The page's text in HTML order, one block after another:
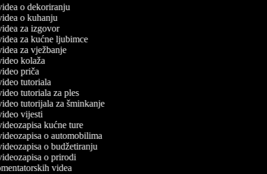
o dekoriranju
o kuhanju
za izgovor
za kućne ljubimce
za vježbanje
kolaža
priča
tutoriala
tutoriala za ples
tutorijala za šminkanje
vijesti
kućne ture
o automobilima
o budžetiranju
o prirodi
videa